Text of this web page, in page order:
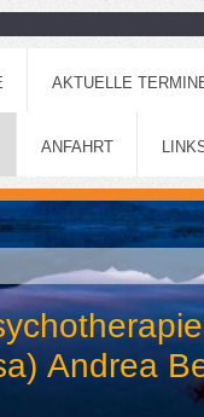
AKTUELLE
ANFAHRT
Andrea